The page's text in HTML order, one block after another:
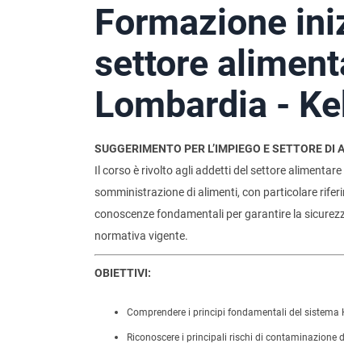
formazione
e
lavoro
Formazione
settore
Lombardia -
SUGGERIMENTO PER L’IMPIEGO E SETTORE DI
Il corso è rivolto agli addetti del settore
somministrazione di alimenti, con particolare
conoscenze fondamentali per garantire la
normativa vigente.
OBIETTIVI:
Comprendere i principi fondamentali del
Riconoscere i principali rischi di contaminazione